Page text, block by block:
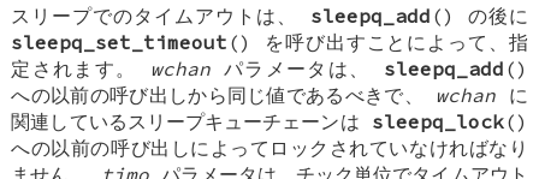
スリープでのタイムアウトは、 sleepq_add () の後に
sleepq_set_timeout () を呼び出すことによって、指
定されます。 wchanパラメータは、 sleepq_add ()
への以前の呼び出しから同じ値であるべきで、 wchan に
関連しているスリープキューチェーンは sleepq_lock()
への以前の呼び出しによってロックされていなければなり
ません。
timoパラメータは、チック単位でタイムアウト